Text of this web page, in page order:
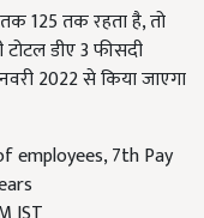
125 तक रहता है, तो
टोटल डीए 3 फीसदी
2022 से किया जाएगा
employees, 7th Pay